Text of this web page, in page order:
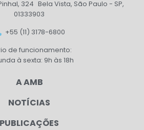
324 Bela Vista, São Paulo - SP,
01333903
+55 (11) 3178-6800
de funcionamento:
à sexta: 9h às 18h
A AMB
NOTÍCIAS
PUBLICAÇÕES